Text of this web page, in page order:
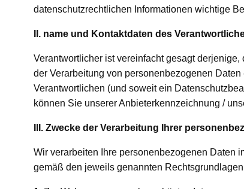
datenschutzrechtlichen Informationen wichtige
II. name und Kontaktdaten des
Verantwortlicher ist vereinfacht gesagt
der Verarbeitung von personenbezogenen
Verantwortlichen (und soweit ein
können Sie unserer Anbieterkennzeichnung /
III. Zwecke der Verarbeitung Ihrer
Wir verarbeiten Ihre personenbezogenen Daten
gemäß den jeweils genannten